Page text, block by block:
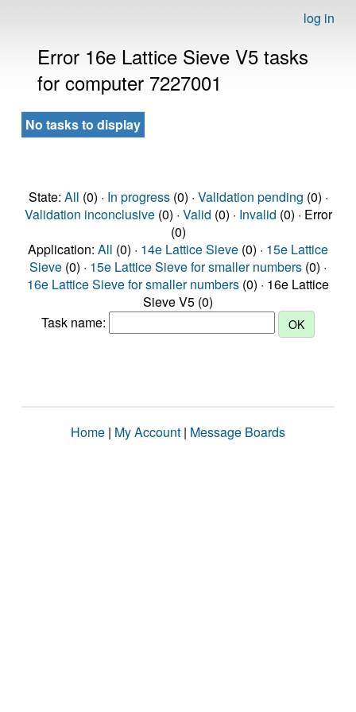
log in
Error 16e Lattice Sieve V5 tasks
for computer 7227001
No tasks to display
State: All (0) · In progress(0) · Validation pending (0) ·
Validation inconclusive(0) · Valid (0) · Invalid (0) · Error
(0)
Application: All (0) · 14e Lattice Sieve (0) · 15e Lattice
Sieve (0) · 15e Lattice Sieve for smaller numbers (0) ·
16e Lattice Sieve for smaller numbers (0) · 16e Lattice
Sieve V5 (0)
Task name:
Home | My Account | Message Boards